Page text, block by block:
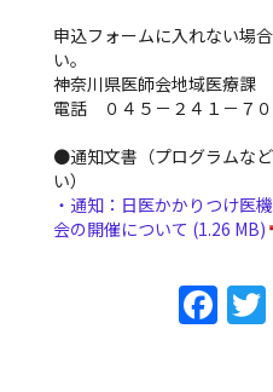
申込フォームに入れない場
い。
神奈川県医師会地域医療
電話 ０４５－２４１－７０
●通知文書（プログラムな
い）
・通知：日医かかりつけ医
会の開催について
F